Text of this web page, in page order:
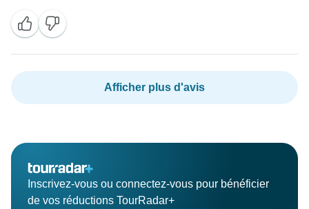
fluides et sans soucis est exactement ce que nous
recherchons, et vos mots motivent vraiment notre
équipe. Nous espérons vous accueillir à nouveau
pour une nouvelle aventure mémorable en Asie.
Afficher plus d'avis
Inscrivez-vous ou connectez-vous pour bénéficier
de vos réductions TourRadar+